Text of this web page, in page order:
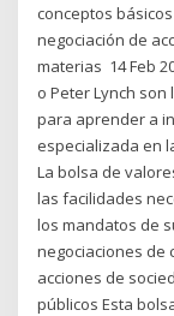
conceptos
negociación de
materias 14 Feb
o Peter Lynch
para aprender a
especializada en
La bolsa de
las facilidades
los mandatos de
negociaciones de
acciones de
públicos Esta